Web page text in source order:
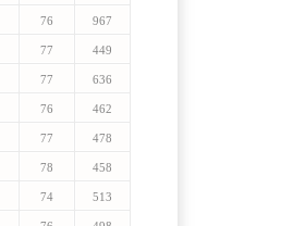
76 967
77 449
77 636
76 462
77 478
78 458
74 513